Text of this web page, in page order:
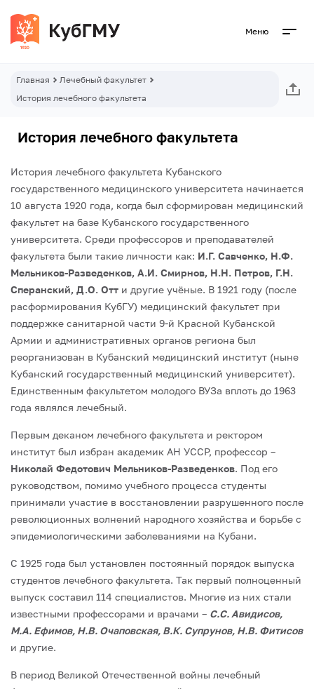
Меню
Главная
Лечебный факультет
История лечебного факультета
История лечебного факультета
История лечебного факультета Кубанского
государственного медицинского университета начинается
10 августа 1920 года, когда был сформирован медицинский
факультет на базе Кубанского государственного
университета. Среди профессоров и преподавателей
факультета были такие личности как: И.Г. Савченко, Н.Ф.
Мельников-Разведенков, А.И. Смирнов, Н.Н. Петров, Г.Н.
Сперанский, Д.О. Отт и другие учёные. В 1921 году (после
расформирования КубГУ) медицинский факультет при
поддержке санитарной части 9-й Красной Кубанской
Армии и административных органов региона был
реорганизован в Кубанский медицинский институт (ныне
Кубанский государственный медицинский университет).
Единственным факультетом молодого ВУЗа вплоть до 1963
года являлся лечебный.
Первым деканом лечебного факультета и ректором
институт был избран академик АН УССР, профессор –
Николай Федотович Мельников-Разведенков. Под его
руководством, помимо учебного процесса студенты
принимали участие в восстановлении разрушенного после
революционных волнений народного хозяйства и борьбе с
эпидемиологическими заболеваниями на Кубани.
С 1925 года был установлен постоянный порядок выпуска
студентов лечебного факультета. Так первый полноценный
выпуск составил 114 специалистов. Многие из них стали
известными профессорами и врачами – С.С. Авидисов,
М.А. Ефимов, Н.В. Очаповская, В.К. Супрунов, Н.В. Фитисов
и другие.
В период Великой Отечественной войны лечебный